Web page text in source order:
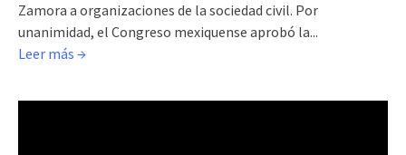
Zamora a organizaciones de la sociedad civil. Por
unanimidad, el Congreso mexiquense aprobó la...
Leer más →